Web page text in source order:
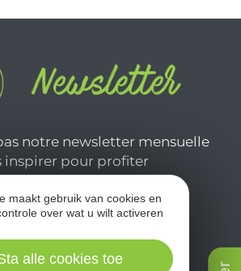
notre newsletter mensuelle
inspirer pour profiter
séjour en Aveyron.
m'abonne ici
maakt gebruik van cookies en
over wat u wilt activeren
alle cookies toe